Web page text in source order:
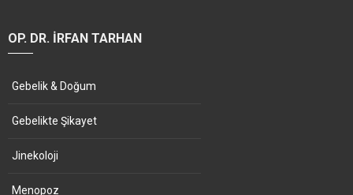
OP. DR. İRFAN TARHAN
Gebelik & Doğum
Gebelikte Şikayet
Jinekoloji
Menopoz